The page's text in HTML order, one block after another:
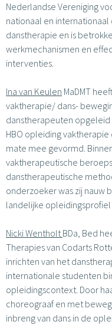
Nederlandse Vereniging
nationaal en
danstherapie en is
werkmechanismen en
interventies.
Ina van Keulen MaDMT
vaktherapie/ dans-
danstherapeuten opgeleid
HBO opleiding
mate mee gevormd.
vaktherapeutische
danstherapeutische
onderzoeker was zij nauw
landelijke
Nicki WentholtBDa, Bed
Therapies van Codarts
inrichten van het
internationale studenten
opleidingscontext. Door
choreograaf en met
inbreng van dans in de